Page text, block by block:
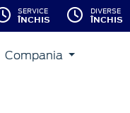
SERVICE
ÎNCHIS
DIVERSE
ÎNCHIS
Compania